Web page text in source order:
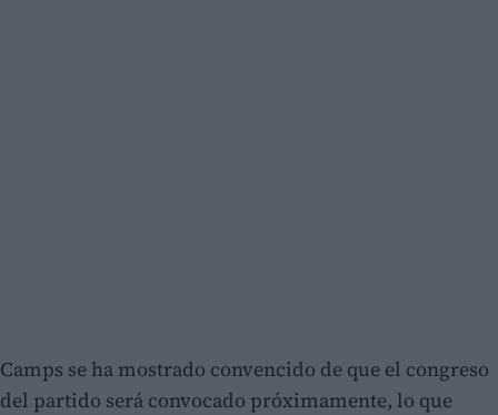
Camps se ha mostrado convencido de que el congreso
del partido será convocado próximamente, lo que